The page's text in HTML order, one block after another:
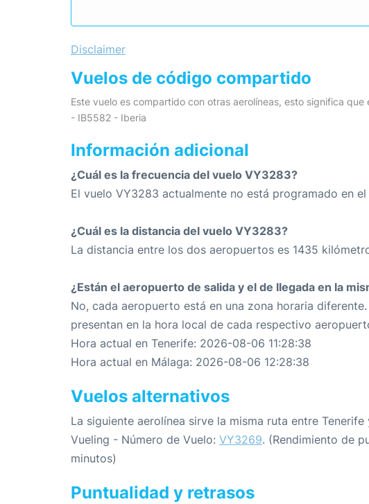
Disclaimer
Vuelos de código compartido
Este vuelo es compartido con otras aerolíneas, esto significa que
- IB5582 - Iberia
Información adicional
¿Cuál es la frecuencia del vuelo VY3283?
El vuelo VY3283 actualmente no está programado en
¿Cuál es la distancia del vuelo VY3283?
La distancia entre los dos aeropuertos es 1435
¿Están el aeropuerto de salida y el de llegada en la
No, cada aeropuerto está en una zona horaria
presentan en la hora local de cada respectivo
Hora actual en Tenerife: 2026-08-06 11:28:38
Hora actual en Málaga: 2026-08-06 12:28:38
Vuelos alternativos
La siguiente aerolínea sirve la misma ruta entre Tenerife
Vueling - Número de Vuelo: VY3269. (Rendimiento de
minutos)
Puntualidad y retrasos